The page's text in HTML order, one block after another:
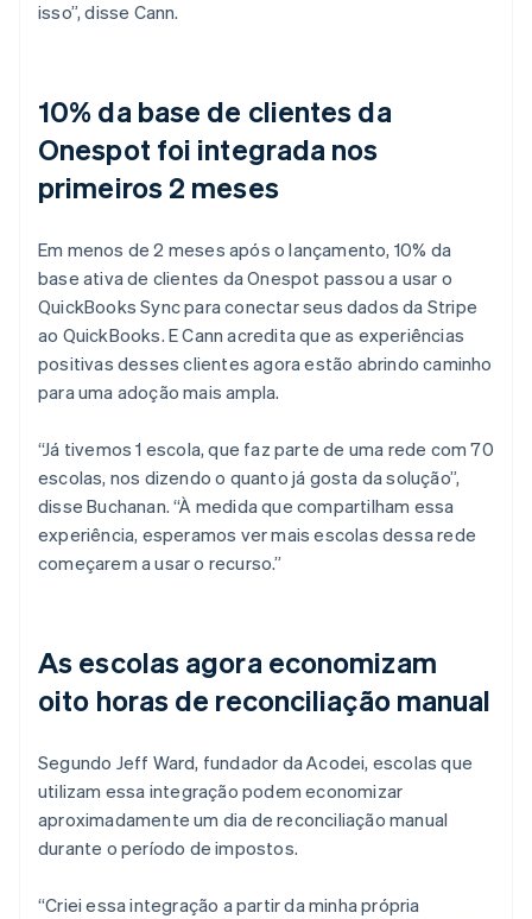
isso”, disse Cann.
10% da base de clientes da
Onespot foi integrada nos
primeiros 2 meses
Em menos de 2 meses após o lançamento, 10% da
base ativa de clientes da Onespot passou a usar o
QuickBooks Sync para conectar seus dados da Stripe
ao QuickBooks. E Cann acredita que as experiências
positivas desses clientes agora estão abrindo caminho
para uma adoção mais ampla.
“Já tivemos 1 escola, que faz parte de uma rede com 70
escolas, nos dizendo o quanto já gosta da solução”,
disse Buchanan. “À medida que compartilham essa
experiência, esperamos ver mais escolas dessa rede
começarem a usar o recurso.”
As escolas agora economizam
oito horas de reconciliação manual
Segundo Jeff Ward, fundador da Acodei, escolas que
utilizam essa integração podem economizar
aproximadamente um dia de reconciliação manual
durante o período de impostos.
“Criei essa integração a partir da minha própria